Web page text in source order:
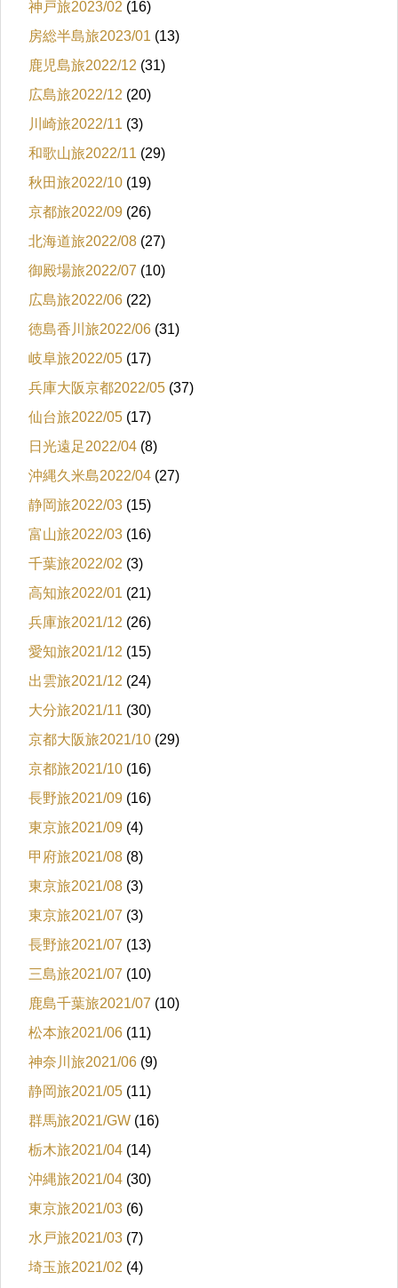
神戸旅2023/02 (16)
房総半島旅2023/01 (13)
鹿児島旅2022/12 (31)
広島旅2022/12 (20)
川崎旅2022/11 (3)
和歌山旅2022/11 (29)
秋田旅2022/10 (19)
京都旅2022/09 (26)
北海道旅2022/08 (27)
御殿場旅2022/07 (10)
広島旅2022/06 (22)
徳島香川旅2022/06 (31)
岐阜旅2022/05 (17)
兵庫大阪京都2022/05 (37)
仙台旅2022/05 (17)
日光遠足2022/04 (8)
沖縄久米島2022/04 (27)
静岡旅2022/03 (15)
富山旅2022/03 (16)
千葉旅2022/02 (3)
高知旅2022/01 (21)
兵庫旅2021/12 (26)
愛知旅2021/12 (15)
出雲旅2021/12 (24)
大分旅2021/11 (30)
京都大阪旅2021/10 (29)
京都旅2021/10 (16)
長野旅2021/09 (16)
東京旅2021/09 (4)
甲府旅2021/08 (8)
東京旅2021/08 (3)
東京旅2021/07 (3)
長野旅2021/07 (13)
三島旅2021/07 (10)
鹿島千葉旅2021/07 (10)
松本旅2021/06 (11)
神奈川旅2021/06 (9)
静岡旅2021/05 (11)
群馬旅2021/GW (16)
栃木旅2021/04 (14)
沖縄旅2021/04 (30)
東京旅2021/03 (6)
水戸旅2021/03 (7)
埼玉旅2021/02 (4)